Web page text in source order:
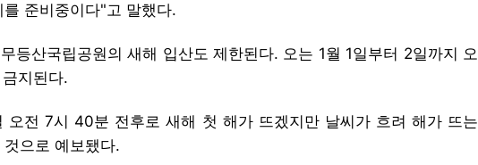
준비중이다"고 말했다.
등산국립공원의 새해 입산도 제한된다. 오는 1월 1일부터 2일까지 오
지된다.
오전 7시 40분 전후로 새해 첫 해가 뜨겠지만 날씨가 흐려 해가 뜨는
으로 예보됐다.